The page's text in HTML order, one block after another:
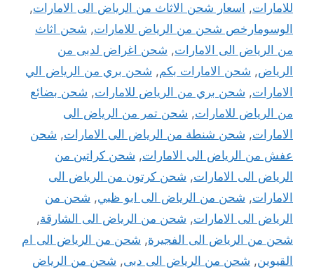
للامارات, اسعار شحن الاثاث من الرياض الى الامارات,
الوسومارخص شحن من الرياض للامارات, شحن اثاث
من الرياض الى الامارات, شحن اغراض لدبى من
الرياض, شحن الامارات بكم, شحن بري من الرياض الي
الامارات, شحن بري من الرياض للامارات, شحن بضائع
من الرياض للامارات, شحن تمر من الرياض الى
الامارات, شحن شنطة من الرياض الى الامارات, شحن
عفش من الرياض الى الامارات, شحن كراتين من
الرياض الى الامارات, شحن كرتون من الرياض الى
الامارات, شحن من الرياض الى ابو ظبي, شحن من
الرياض الى الامارات, شحن من الرياض الى الشارقة,
شحن من الرياض الى الفجيرة, شحن من الرياض الى ام
القيوين, شحن من الرياض الى دبى, شحن من الرياض